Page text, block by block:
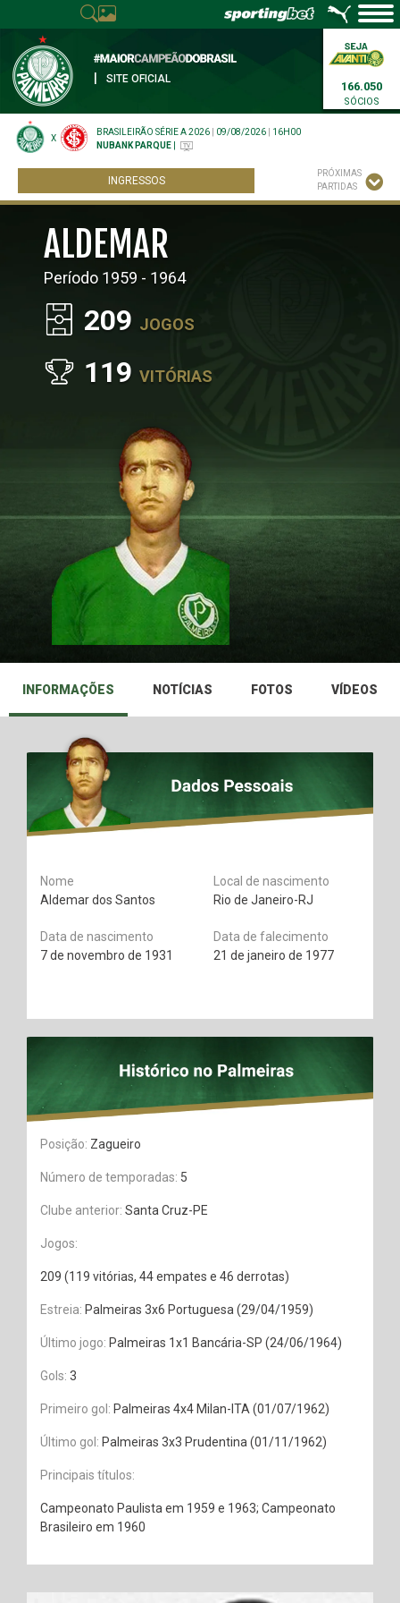
SITE OFICIAL
166.050
SÓCIOS
X
BRASILEIRÃO SÉRIE A 2026 09/08/2026
16H00
NUBANK PARQUE
INGRESSOS
PRÓXIMAS
PARTIDAS
ALDEMAR
Período 1959 - 1964
209 JOGOS
119VITÓRIAS
INFORMAÇÕES NOTÍCIAS FOTOS VÍDEOS
Nome
Aldemar dos Santos
Data de nascimento
7 de novembro de 1931
Local de nascimento
Rio de Janeiro-RJ
Data de falecimento
21 de janeiro de 1977
Posição: Zagueiro
Número de temporadas: 5
Clube anterior: Santa Cruz-PE
Jogos:
209 (119 vitórias, 44 empates e 46 derrotas)
Estreia: Palmeiras 3x6 Portuguesa (29/04/1959)
Último jogo: Palmeiras 1x1 Bancária-SP (24/06/1964)
Gols: 3
Primeiro gol: Palmeiras 4x4 Milan-ITA (01/07/1962)
Último gol: Palmeiras 3x3 Prudentina (01/11/1962)
Principais títulos:
Campeonato Paulista em 1959 e 1963; Campeonato
Brasileiro em 1960